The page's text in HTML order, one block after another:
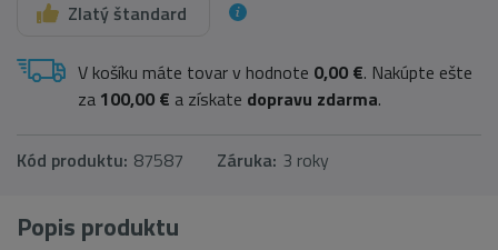
Zlatý štandard
V košíku máte tovar v hodnote 0,00 €. Nakúpte ešte
za 100,00 € a získate dopravu zdarma.
Kód produktu: 87587 Záruka: 3 roky
Popis produktu